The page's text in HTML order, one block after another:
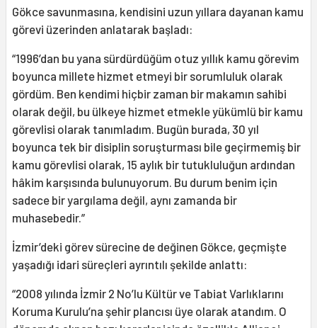
Gökce savunmasına, kendisini uzun yıllara dayanan kamu
görevi üzerinden anlatarak başladı:
“1996’dan bu yana sürdürdüğüm otuz yıllık kamu görevim
boyunca millete hizmet etmeyi bir sorumluluk olarak
gördüm. Ben kendimi hiçbir zaman bir makamın sahibi
olarak değil, bu ülkeye hizmet etmekle yükümlü bir kamu
görevlisi olarak tanımladım. Bugün burada, 30 yıl
boyunca tek bir disiplin soruşturması bile geçirmemiş bir
kamu görevlisi olarak, 15 aylık bir tutukluluğun ardından
hâkim karşısında bulunuyorum. Bu durum benim için
sadece bir yargılama değil, aynı zamanda bir
muhasebedir.”
İzmir’deki görev sürecine de değinen Gökce, geçmişte
yaşadığı idari süreçleri ayrıntılı şekilde anlattı:
“2008 yılında İzmir 2 No’lu Kültür ve Tabiat Varlıklarını
Koruma Kurulu’na şehir plancısı üye olarak atandım. O